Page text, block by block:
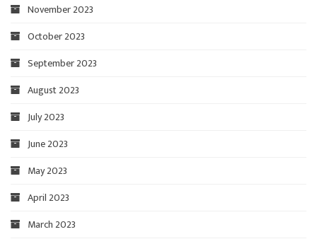
November 2023
October 2023
September 2023
August 2023
July 2023
June 2023
May 2023
April 2023
March 2023